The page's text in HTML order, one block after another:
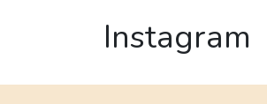
Instagram